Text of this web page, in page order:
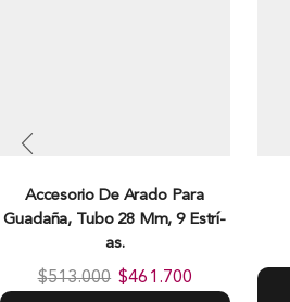
Accesorio De Arado Para
Guadaña, Tubo 28 Mm, 9 Estrí­
as.
$513.000 $461.700